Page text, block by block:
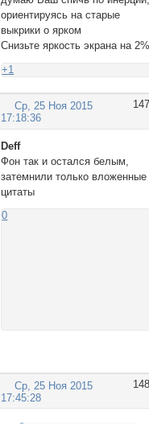
ориентируясь на старые
выкрики о ярком
Снизьте яркость экрана на
+1
147
Ср, 25 Ноя 2015
17:18:36
Deff
Фон так и остался белым,
затемнили только вложенные
цитаты
0
148
Ср, 25 Ноя 2015
17:45:28